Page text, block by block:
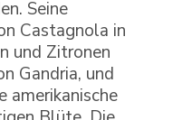
Seine
Castagnola in
und Zitronen
Gandria, und
amerikanische